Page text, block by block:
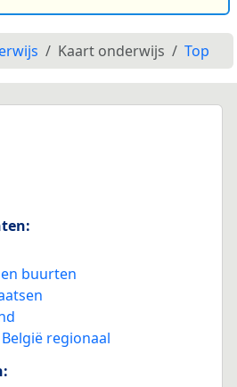
Kaart onderwijs Top
buurten
België regionaal